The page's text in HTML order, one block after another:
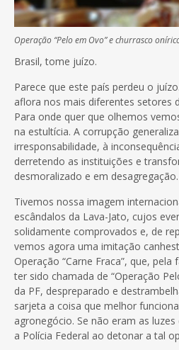
Operação “Pelo em Ovo” e churrasco
Brasil, tome juízo.
Parece que este país perdeu o
aflora nos mais diferentes setores
Para onde quer que olhemos
na estultícia. A corrupção
irresponsabilidade, à
derretendo as instituições e
desmoralizado e em desagregação.
Tivemos nossa imagem
escândalos da Lava-Jato, cujos
solidamente comprovados e, de
vemos agora uma imitação
Operação “Carne Fraca”, que,
ter sido chamada de “Operação
da PF, despreparado e
sarjeta a coisa que melhor
agronegócio. Se não eram as
a Polícia Federal ao detonar a tal